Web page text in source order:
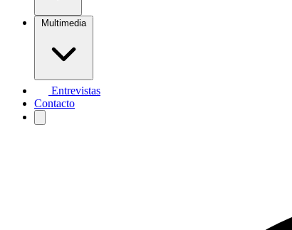
Multimedia
Entrevistas
Contacto